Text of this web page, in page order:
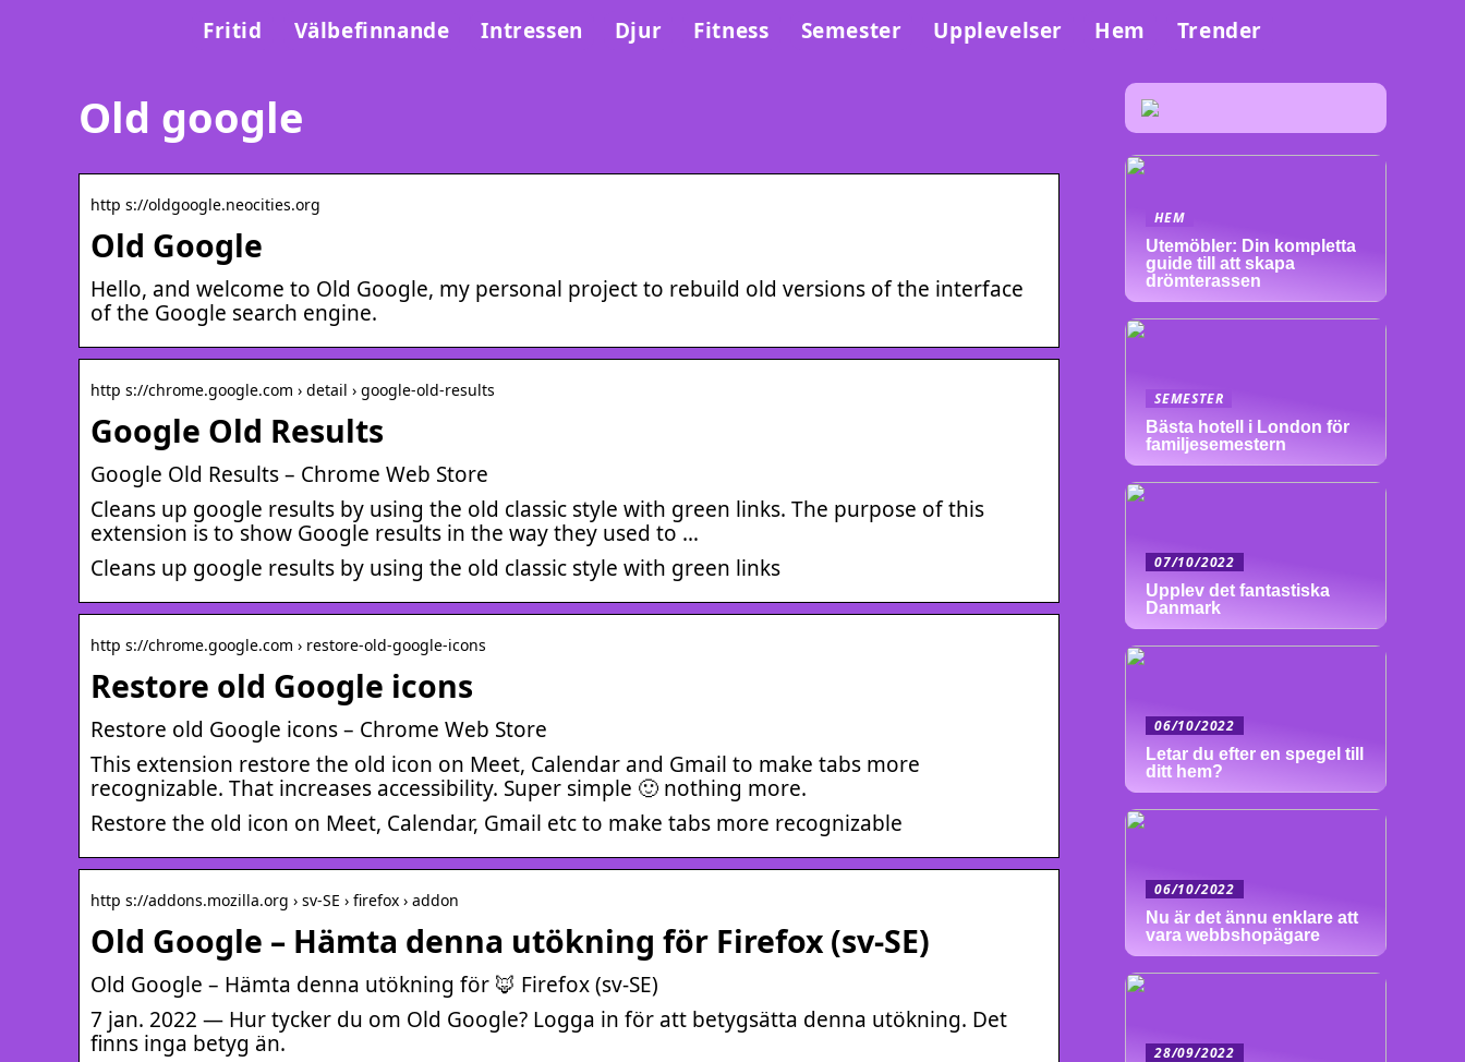
Fritid Välbefinnande Intressen Djur Fitness Semester Upplevelser Hem Trender
Old google
http s://oldgoogle.neocities.org
Old Google
Hello, and welcome to Old Google, my personal project to rebuild old versions of the interface
of the Google search engine.
http s://chrome.google.com › detail › google-old-results
Google Old Results
Google Old Results – Chrome Web Store
Cleans up google results by using the old classic style with green links. The purpose of this
extension is to show Google results in the way they used to …
Cleans up google results by using the old classic style with green links
http s://chrome.google.com › restore-old-google-icons
Restore old Google icons
Restore old Google icons – Chrome Web Store
This extension restore the old icon on Meet, Calendar and Gmail to make tabs more
recognizable. That increases accessibility. Super simple 🙂 nothing more.
Restore the old icon on Meet, Calendar, Gmail etc to make tabs more recognizable
http s://addons.mozilla.org › sv-SE › firefox › addon
Old Google – Hämta denna utökning för Firefox (sv-SE)
Old Google – Hämta denna utökning för 🦊 Firefox (sv-SE)
7 jan. 2022 — Hur tycker du om Old Google? Logga in för att betygsätta denna utökning. Det
finns inga betyg än.
HEM
Utemöbler: Din kompletta
guide till att skapa
drömterassen
SEMESTER
Bästa hotell i London för
familjesemestern
07/10/2022
Upplev det fantastiska
Danmark
06/10/2022
Letar du efter en spegel till
ditt hem?
06/10/2022
Nu är det ännu enklare att
vara webbshopägare
28/09/2022